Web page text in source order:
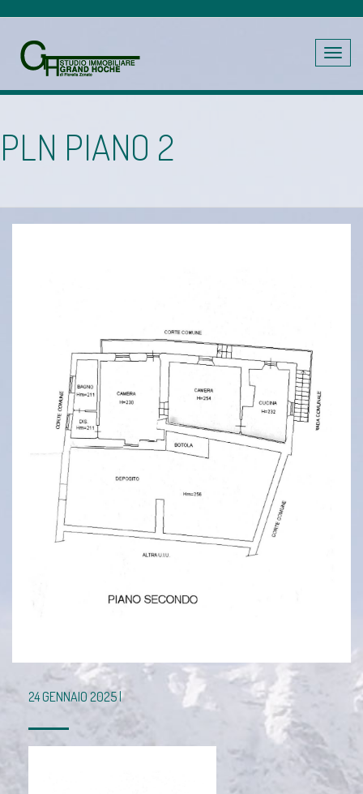
Toggle
PLN PIANO 2
24 GENNAIO 2025 |